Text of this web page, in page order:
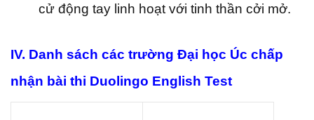
cử động tay linh hoạt với tinh thần cởi mở.
IV. Danh sách các trường Đại học Úc chấp
nhận bài thi Duolingo English Test